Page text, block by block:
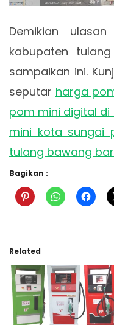
Demikian
kabupaten
sampaikan ini.
seputar harga
pom mini digital
mini kota sungai
tulang bawang
Bagikan :
Related